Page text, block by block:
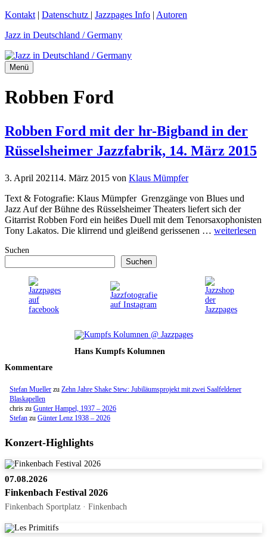
Zum
springen
Kontakt | Datenschutz | Jazzpages Info | Autoren
Jazz in Deutschland / Germany
Menü
Robben Ford
Robben Ford mit der hr-Bigband in der
Rüsselsheimer Jazzfabrik, 14. März 2015
3. April 202114. März 2015 von Klaus Mümpfer
Text & Fotografie: Klaus Mümpfer Grenzgänge von Blues und
Jazz Auf der Bühne des Rüsselsheimer Theaters liefert sich der
Gitarrist Robben Ford ein heißes Duell mit dem Tenorsaxophonisten
Tony Lakatos. Die klirrend und gleißend gerissenen … weiterlesen
Suchen
Suchen
Hans Kumpfs Kolumnen
Kommentare
Stefan Mueller zu Zehn Jahre Shake Stew: Jubiläumsprojekt mit zwei Saalfeldener
Blaskapellen
chris zu Gunter Hampel, 1937 – 2026
Stefan zu Günter Lenz 1938 – 2026
Konzert-Highlights
07.08.2026
Finkenbach Festival 2026
Finkenbach Sportplatz · Finkenbach